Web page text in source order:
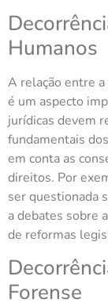
Humanos
A relação entre
é um aspecto
jurídicas devem
fundamentais
em conta as
direitos. Por
ser questionada
a debates sobre
de reformas
Forense